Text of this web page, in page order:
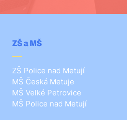
ZŠ a MŠ
ZŠ Police nad Metují
MŠ Česká Metuje
MŠ Velké Petrovice
MŠ Police nad Metují